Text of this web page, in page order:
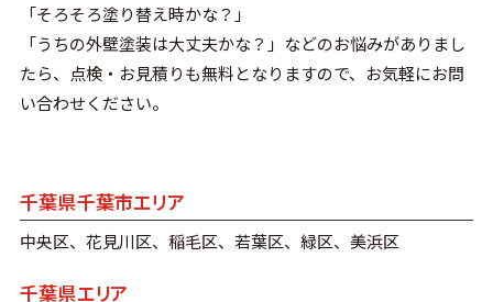
「そろそろ塗り替え時かな？」
「うちの外壁塗装は大丈夫かな？」などのお悩みがありまし
たら、点検・お見積りも無料となりますので、お気軽にお問
い合わせください。
千葉県千葉市エリア
中央区、花見川区、稲毛区、若葉区、緑区、美浜区
千葉県エリア